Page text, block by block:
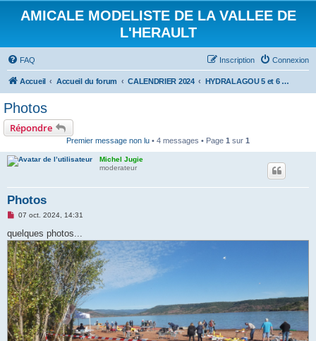
AMICALE MODELISTE DE LA VALLEE DE
L'HERAULT
FAQ Connexion
Inscription
Accueil Accueil du forum CALENDRIER 2024 HYDRALAGOU 5 et 6 Octobre 2024
Photos
Répondre
Premier message non lu • 4 messages • Page 1 sur 1
Michel Jugie
moderateur
Photos
M
s
s
a
g
e
n
o
n
l
u
07 oct. 2024, 14:31
quelques photos...